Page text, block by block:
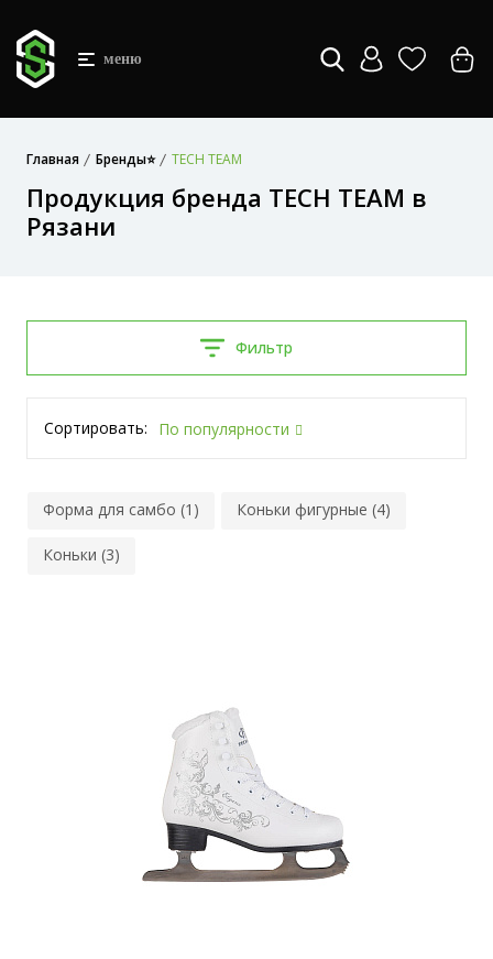
меню
Главная Бренды⭐ TECH TEAM
Продукция бренда TECH TEAM в
Рязани
Фильтр
Сортировать: По популярности
Форма для самбо (1) Коньки фигурные (4)
Коньки (3)